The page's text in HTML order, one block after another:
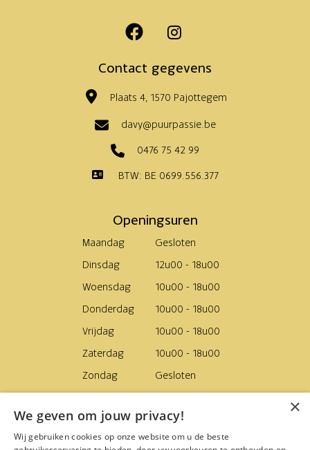
Contact gegevens
Plaats 4, 1570 Pajottegem
davy@puurpassie.be
0476 75 42 99
BTW: BE 0699.556.377
Openingsuren
Maandag
Gesloten
Dinsdag
12u00 - 18u00
Woensdag
10u00 - 18u00
Donderdag
10u00 - 18u00
Vrijdag
10u00 - 18u00
Zaterdag
10u00 - 18u00
Zondag
Gesloten
×
We geven om jouw privacy!
Wij gebruiken cookies op onze website om u de beste